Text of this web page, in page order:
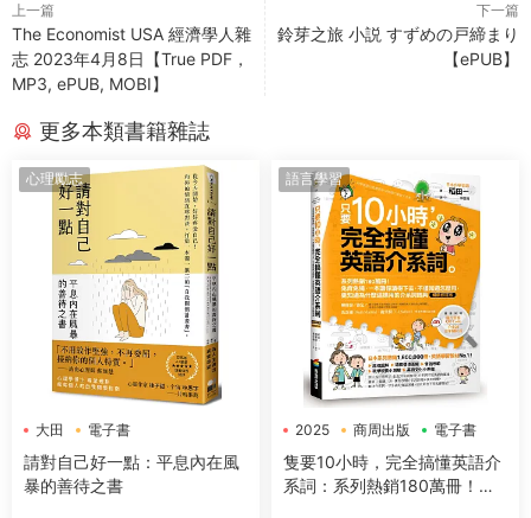
上一篇
The Economist USA 經濟學人雜
志 2023年4月8日【True PDF，
MP3, ePUB, MOBI】
下一篇
鈴芽之旅 小説 すずめの戸締まり
【ePUB】
更多本類書籍雜誌
心理勵志
大田 電子書
請對自己好一點：平息內在風
暴的善待之書
語言學習
2025 商周出版 電子書
隻要10小時，完全搞懂英語介
系詞：系列熱銷180萬冊！免